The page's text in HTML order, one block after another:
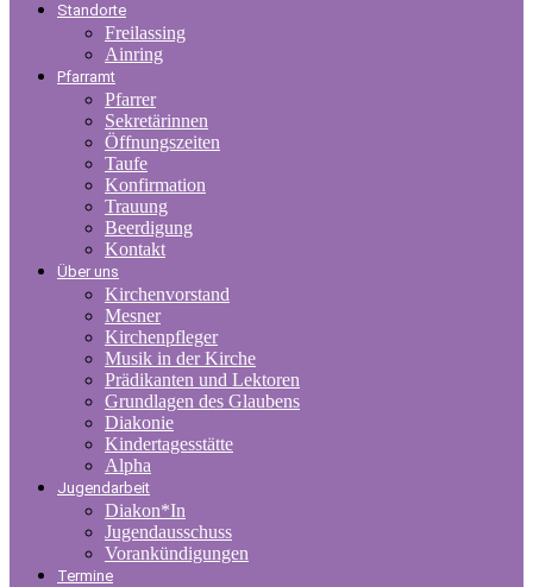
Standorte
Freilassing
Ainring
Pfarramt
Pfarrer
Sekretärinnen
Öffnungszeiten
Taufe
Konfirmation
Trauung
Beerdigung
Kontakt
Über uns
Kirchenvorstand
Mesner
Kirchenpfleger
Musik in der Kirche
Prädikanten und Lektoren
Grundlagen des Glaubens
Diakonie
Kindertagesstätte
Alpha
Jugendarbeit
Diakon*In
Jugendausschuss
Vorankündigungen
Termine